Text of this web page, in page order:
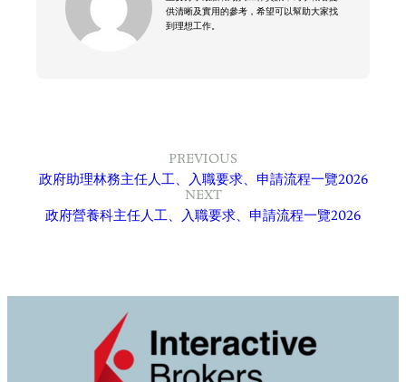
供清晰及實用的參考，希望可以幫助大家找
到理想工作。
PREVIOUS
政府助理林務主任人工、入職要求、申請流程一覽2026
NEXT
政府營養科主任人工、入職要求、申請流程一覽2026